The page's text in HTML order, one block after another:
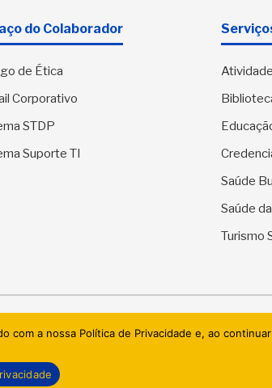
do Colaborador
de Ética
Corporativo
STDP
Suporte TI
Saúde
Saúde
Turismo
LTDA
a nossa Política de Privacidade e, ao